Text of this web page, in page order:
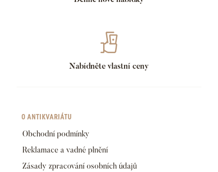
Nabídněte vlastní ceny
O ANTIKVARIÁTU
Obchodní podmínky
Reklamace a vadné plnění
Zásady zpracování osobních údajů